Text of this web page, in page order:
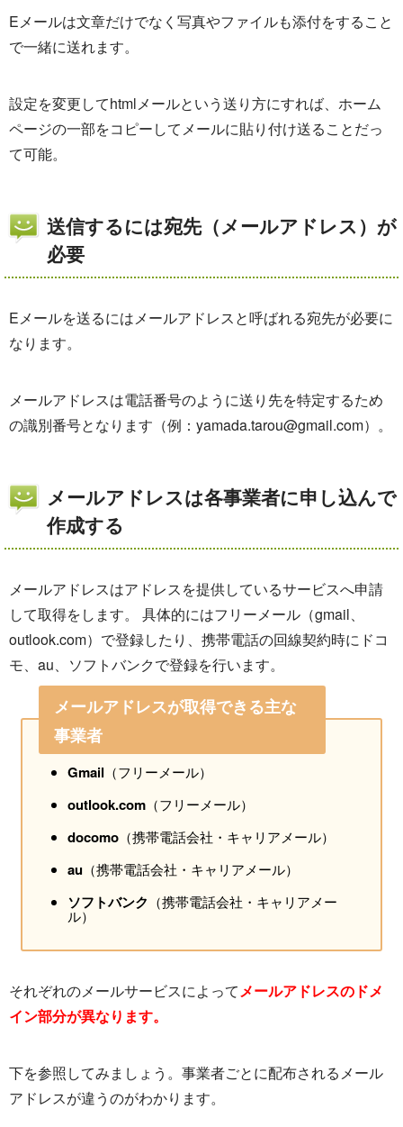
Eメールは文章だけでなく写真やファイルも添付をすること
で一緒に送れます。
設定を変更してhtmlメールという送り方にすれば、ホーム
ページの一部をコピーしてメールに貼り付け送ることだっ
て可能。
送信するには宛先（メールアドレス）が
必要
Eメールを送るにはメールアドレスと呼ばれる宛先が必要に
なります。
メールアドレスは電話番号のように送り先を特定するため
の識別番号となります（例：yamada.tarou@gmail.com）。
メールアドレスは各事業者に申し込んで
作成する
メールアドレスはアドレスを提供しているサービスへ申請
して取得をします。 具体的にはフリーメール（gmail、
outlook.com）で登録したり、携帯電話の回線契約時にドコ
モ、au、ソフトバンクで登録を行います。
メールアドレスが取得できる主な
事業者
Gmail （フリーメール）
outlook.com（フリーメール）
docomo（携帯電話会社・キャリアメール）
au（携帯電話会社・キャリアメール）
ソフトバンク （携帯電話会社・キャリアメー
ル）
それぞれのメールサービスによってメールアドレスのドメ
イン部分が異なります。
下を参照してみましょう。事業者ごとに配布されるメール
アドレスが違うのがわかります。